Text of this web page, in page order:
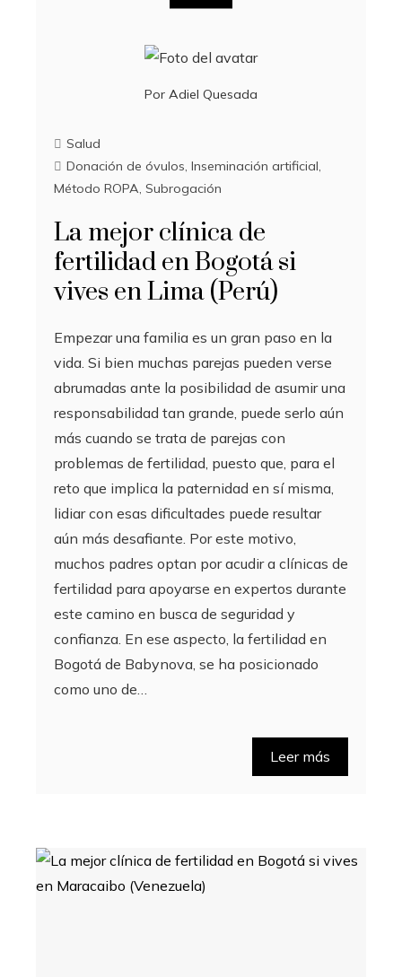
Por Adiel Quesada
Salud
Donación de óvulos Inseminación artificial
Método ROPA Subrogación
La mejor clínica de
fertilidad en Bogotá si
vives en Lima (Perú)
Empezar una familia es un gran paso en la
vida. Si bien muchas parejas pueden verse
abrumadas ante la posibilidad de asumir una
responsabilidad tan grande, puede serlo aún
más cuando se trata de parejas con
problemas de fertilidad, puesto que, para el
reto que implica la paternidad en sí misma,
lidiar con esas dificultades puede resultar
aún más desafiante. Por este motivo,
muchos padres optan por acudir a clínicas de
fertilidad para apoyarse en expertos durante
este camino en busca de seguridad y
confianza. En ese aspecto, la fertilidad en
Bogotá de Babynova, se ha posicionado
como uno de…
Leer más